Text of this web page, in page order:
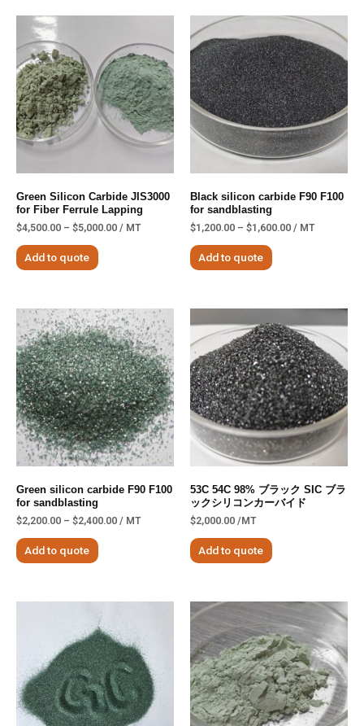
Green Silicon Carbide JIS3000
for Fiber Ferrule Lapping
$4,500.00 – $5,000.00 / MT
Add to quote
Black silicon carbide F90 F100
for sandblasting
$1,200.00 – $1,600.00 / MT
Add to quote
Green silicon carbide F90 F100
for sandblasting
$2,200.00 – $2,400.00 / MT
Add to quote
53C 54C 98% ブラック SIC ブラ
ックシリコンカーバイド
$2,000.00 /MT
Add to quote